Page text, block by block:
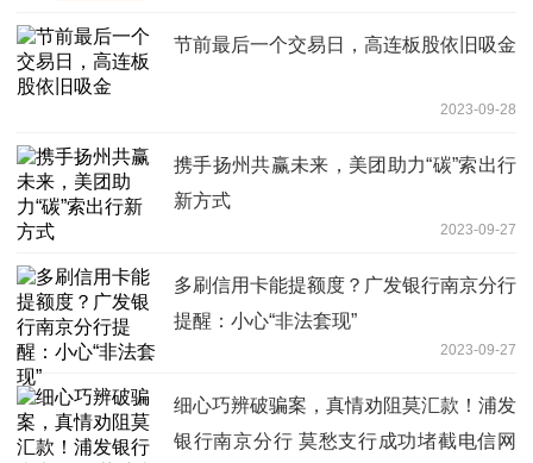
节前最后一个交易日，高连板股依旧吸金
2023-09-28
携手扬州共赢未来，美团助力“碳”索出行
新方式
2023-09-27
多刷信用卡能提额度？广发银行南京分行
提醒：小心“非法套现”
2023-09-27
细心巧辨破骗案，真情劝阻莫汇款！浦发
银行南京分行 莫愁支行成功堵截电信网